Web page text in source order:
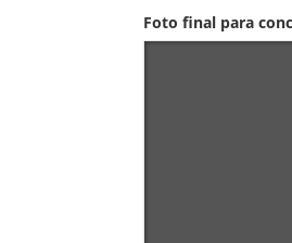
Foto final para